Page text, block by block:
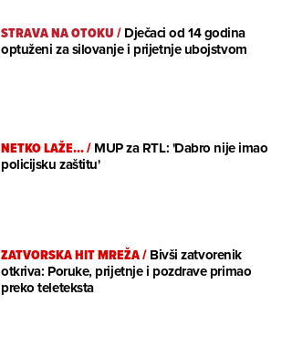
STRAVA NA OTOKU/Dječaci od 14 godina
optuženi za silovanje i prijetnje ubojstvom
NETKO LAŽE.../MUP za RTL: 'Dabro nije imao
policijsku zaštitu'
ZATVORSKA HIT MREŽA/Bivši zatvorenik
otkriva: Poruke, prijetnje i pozdrave primao
preko teleteksta